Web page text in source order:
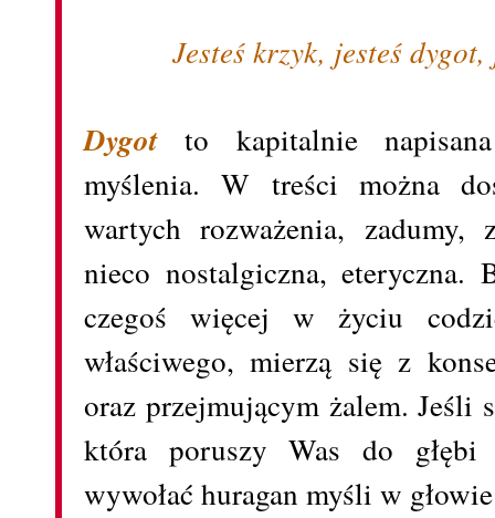
Jesteś krzyk, jesteś
Dygotto kapitalnie
myślenia. W treści można
wartych rozważenia, zadumy,
nieco nostalgiczna, eteryczna.
czegoś więcej w życiu
właściwego, mierzą się z
oraz przejmującym żalem.
która poruszy Was do
wywołać huragan myśli w